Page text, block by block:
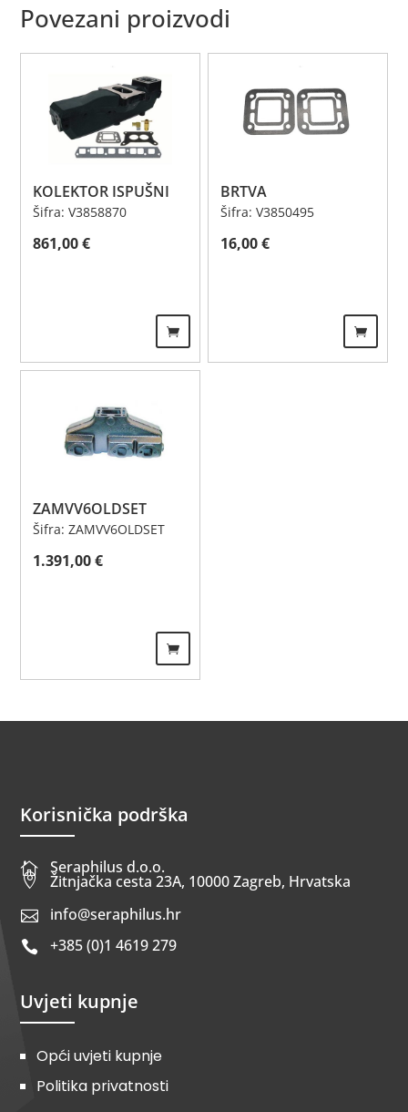
Povezani proizvodi
KOLEKTOR ISPUŠNI
Šifra: V3858870
861,00€
BRTVA
Šifra: V3850495
16,00€
ZAMVV6OLDSET
Šifra: ZAMVV6OLDSET
1.391,00€
Korisnička podrška
 Seraphilus d.o.o.
 Žitnjačka cesta 23A, 10000 Zagreb, Hrvatska
 info@seraphilus.hr
 +385 (0)1 4619 279
Uvjeti kupnje
Opći uvjeti kupnje
Politika privatnosti